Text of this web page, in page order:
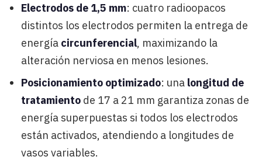
Electrodos de 1,5 mm: cuatro radioopacos
distintos los electrodos permiten la entrega de
energía circunferencial, maximizando la
alteración nerviosa en menos lesiones.
Posicionamiento optimizado: una longitud de
tratamiento de 17 a 21 mm garantiza zonas de
energía superpuestas si todos los electrodos
están activados, atendiendo a longitudes de
vasos variables.